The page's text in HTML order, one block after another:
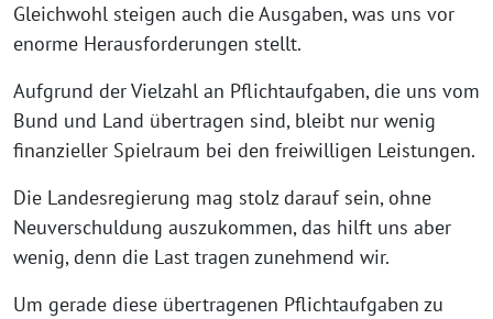
Gleichwohl steigen auch die Ausgaben, was uns vor
enorme Herausforderungen stellt.
Aufgrund der Vielzahl an Pflichtaufgaben, die uns vom
Bund und Land übertragen sind, bleibt nur wenig
finanzieller Spielraum bei den freiwilligen Leistungen.
Die Landesregierung mag stolz darauf sein, ohne
Neuverschuldung auszukommen, das hilft uns aber
wenig, denn die Last tragen zunehmend wir.
Um gerade diese übertragenen Pflichtaufgaben zu